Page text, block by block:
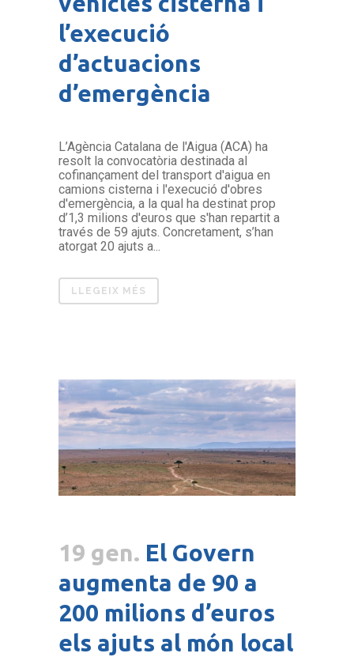
l’execució
d’actuacions
d’emergència
L’Agència Catalana de l'Aigua (ACA) ha
resolt la convocatòria destinada al
cofinançament del transport d'aigua en
camions cisterna i l'execució d'obres
d'emergència, a la qual ha destinat prop
d’1,3 milions d'euros que s'han repartit a
través de 59 ajuts. Concretament, s’han
atorgat 20 ajuts a...
LLEGEIX MÉS
19 gen. El Govern
augmenta de 90 a
200 milions d’euros
els ajuts al món local